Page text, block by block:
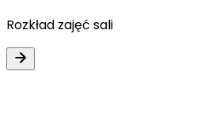
Rozkład zajęć sali